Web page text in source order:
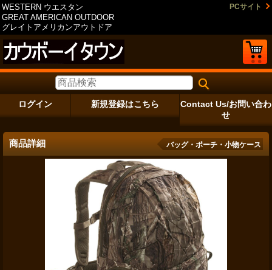
WESTERN ウエスタン
GREAT AMERICAN OUTDOOR
グレイトアメリカンアウトドア
PCサイト
ログイン 新規登録はこちら
Contact Us/お問い合わ
せ
商品詳細 バッグ・ポーチ・小物ケース